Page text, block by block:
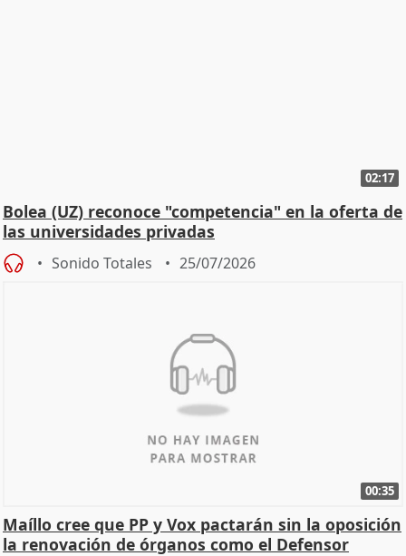
02:17
Bolea (UZ) reconoce "competencia" en la oferta de
las universidades privadas
Sonido Totales 25/07/2026
00:35
Maíllo cree que PP y Vox pactarán sin la oposición
la renovación de órganos como el Defensor